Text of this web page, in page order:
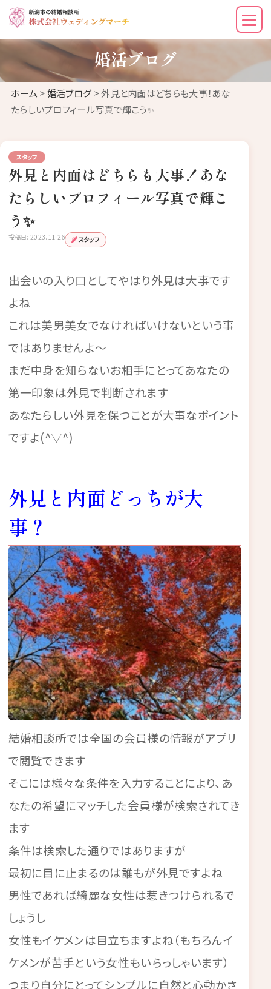
婚活ブログ
ホーム >婚活ブログ> 外見と内面はどちらも大事！あな
たらしいプロフィール写真で輝こう✨
スタッフ
外見と内面はどちらも大事！あな
たらしいプロフィール写真で輝こ
う✨
投稿日: 2023.11.26 スタッフ
出会いの入り口としてやはり外見は大事です
よね
これは美男美女でなければいけないという事
ではありませんよ～
まだ中身を知らないお相手にとってあなたの
第一印象は外見で判断されます
あなたらしい外見を保つことが大事なポイント
ですよ(^▽^)
外見と内面どっちが大
事？
結婚相談所では全国の会員様の情報がアプリ
で閲覧できます
そこには様々な条件を入力することにより、あ
なたの希望にマッチした会員様が検索されてき
ます
条件は検索した通りではありますが
最初に目に止まるのは誰もが外見ですよね
男性であれば綺麗な女性は惹きつけられるで
しょうし
女性もイケメンは目立ちますよね（もちろんイ
ケメンが苦手という女性もいらっしゃいます）
つまり自分にとってシンプルに自然と心動かさ